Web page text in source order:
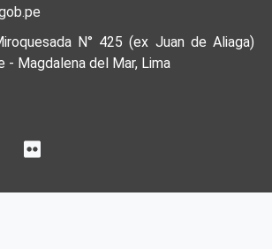
N° 425 (ex Juan de Aliaga)
- Magdalena del Mar, Lima